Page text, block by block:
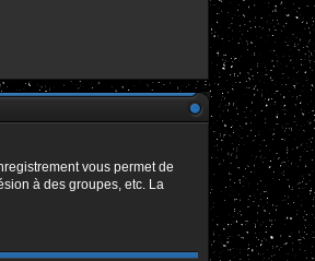
vous permet de
à des groupes, etc. La